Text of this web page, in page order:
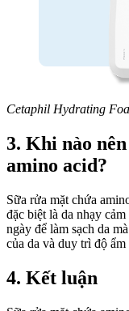
Cetaphil Hydrating
3. Khi nào
amino acid?
Sữa rửa mặt chứa
đặc biệt là da nhạy
ngày để làm sạch da
của da và duy trì độ
4. Kết luận